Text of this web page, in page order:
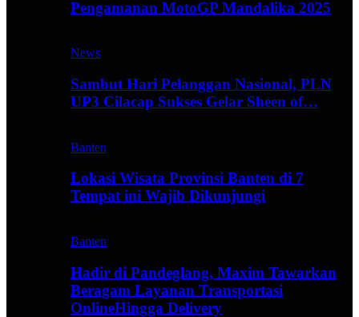
Pengamanan MotoGP Mandalika 2025
News
Sambut Hari Pelanggan Nasional, PLN
UP3 Cilacap Sukses Gelar Sheen of…
Banten
Lokasi Wisata Provinsi Banten di 7
Tempat ini Wajib Dikunjungi
Banten
Hadir di Pandeglang, Maxim Tawarkan
Beragam Layanan Transportasi
OnlineHingga Delivery